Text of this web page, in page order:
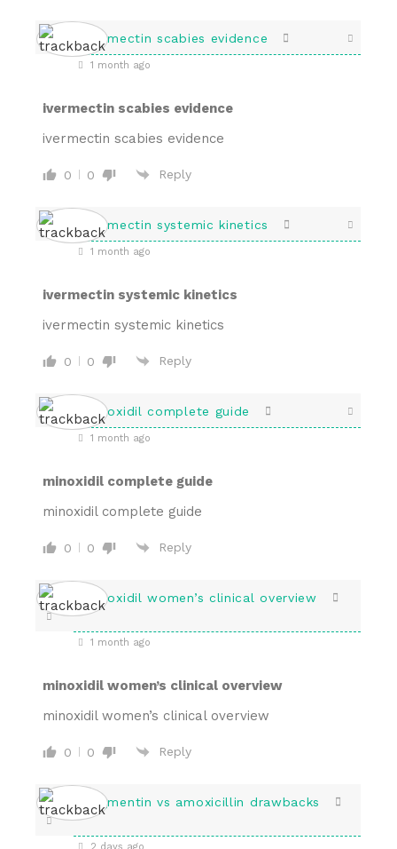
ivermectin scabies evidence
1 month ago
ivermectin scabies evidence
ivermectin scabies evidence
0 0 Reply
ivermectin systemic kinetics
1 month ago
ivermectin systemic kinetics
ivermectin systemic kinetics
0 0 Reply
minoxidil complete guide
1 month ago
minoxidil complete guide
minoxidil complete guide
0 0 Reply
minoxidil women’s clinical overview
1 month ago
minoxidil women’s clinical overview
minoxidil women’s clinical overview
0 0 Reply
augmentin vs amoxicillin drawbacks
2 days ago